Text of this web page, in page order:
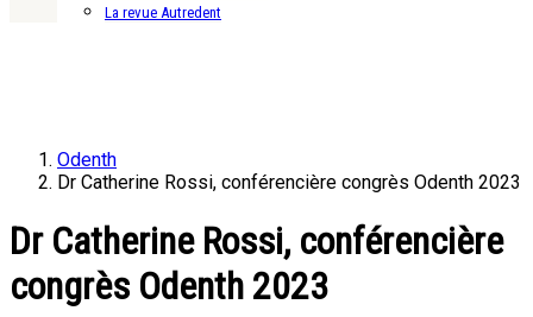
La revue Autredent
Odenth
Dr Catherine Rossi, conférencière congrès Odenth 2023
Dr Catherine Rossi, conférencière
congrès Odenth 2023